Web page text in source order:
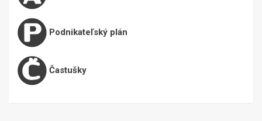
Podnikateľský plán
Častušky